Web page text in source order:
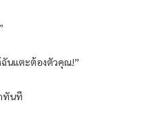
ฉันแตะต้องตัวคุณ!”
ทันที